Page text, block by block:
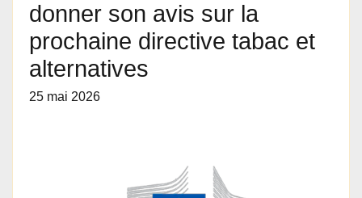
donner son avis sur la
prochaine directive tabac et
alternatives
25 mai 2026